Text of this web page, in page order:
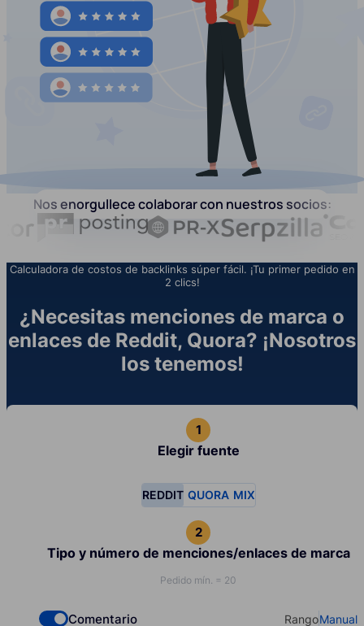
Nos enorgullece colaborar con nuestros socios:
Calculadora de costos de backlinks súper fácil. ¡Tu primer pedido en
2 clics!
¿Necesitas menciones de marca o
enlaces de Reddit, Quora? ¡Nosotros
los tenemos!
Elegir fuente
REDDIT QUORA MIX
Tipo y número de menciones/enlaces de marca
Pedido mín. = 20
Comentario RangoManual